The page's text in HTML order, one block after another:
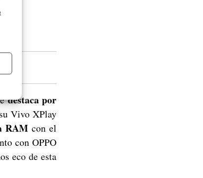
destaca por
Vivo XPlay
RAM con el
con OPPO
eco de esta